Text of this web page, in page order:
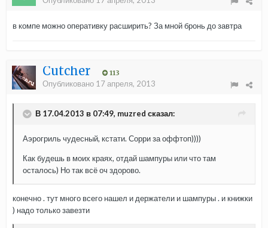
в компе можно оперативку расширить? За мной бронь до завтра
Cutcher 113
Опубликовано 17 апреля, 2013
В 17.04.2013 в 07:49, muzred сказал:
Аэрогриль чудесный, кстати. Сорри за оффтоп))))
Как будешь в моих краях, отдай шампуры или что там
осталось) Но так всё оч здорово.
конечно . тут много всего нашел и держатели и шампуры . и книжки
) надо только завезти